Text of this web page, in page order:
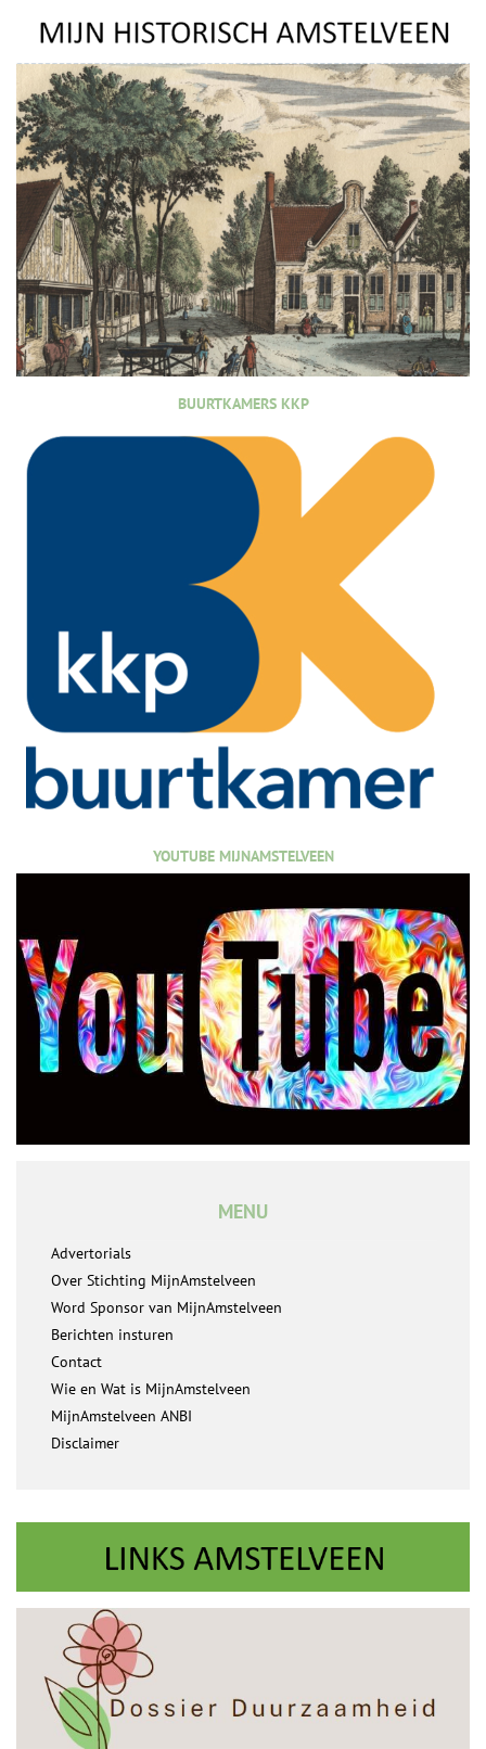
BUURTKAMERS KKP
YOUTUBE MIJNAMSTELVEEN
MENU
Advertorials
Over Stichting MijnAmstelveen
Word Sponsor van MijnAmstelveen
Berichten insturen
Contact
Wie en Wat is MijnAmstelveen
MijnAmstelveen ANBI
Disclaimer